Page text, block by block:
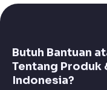
Butuh Bantuan
Tentang Produk
Indonesia?